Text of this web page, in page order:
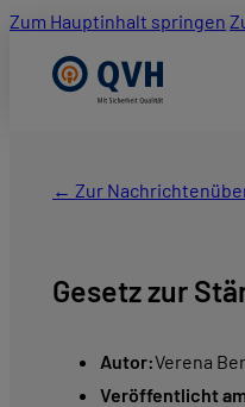
Zum Hauptinhalt springen
← Zur
Gesetz zur
Autor:Verena
Veröffentlicht